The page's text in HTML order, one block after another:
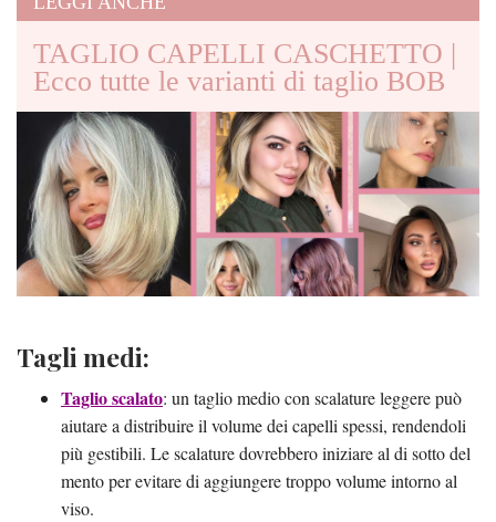
TAGLIO CAPELLI CASCHETTO |
Ecco tutte le varianti di taglio BOB
Tagli medi:
Taglio scalato: un taglio medio con scalature leggere può
aiutare a distribuire il volume dei capelli spessi, rendendoli
più gestibili. Le scalature dovrebbero iniziare al di sotto del
mento per evitare di aggiungere troppo volume intorno al
viso.